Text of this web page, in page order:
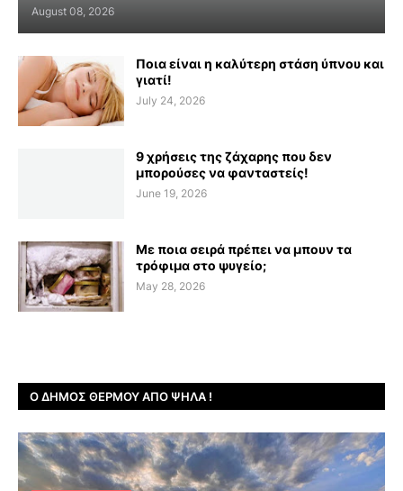
August 08, 2026
Ποια είναι η καλύτερη στάση ύπνου και
γιατί!
July 24, 2026
9 χρήσεις της ζάχαρης που δεν
μπορούσες να φανταστείς!
June 19, 2026
Με ποια σειρά πρέπει να μπουν τα
τρόφιμα στο ψυγείο;
May 28, 2026
Ο ΔΉΜΟΣ ΘΈΡΜΟΥ ΑΠΌ ΨΗΛΆ !